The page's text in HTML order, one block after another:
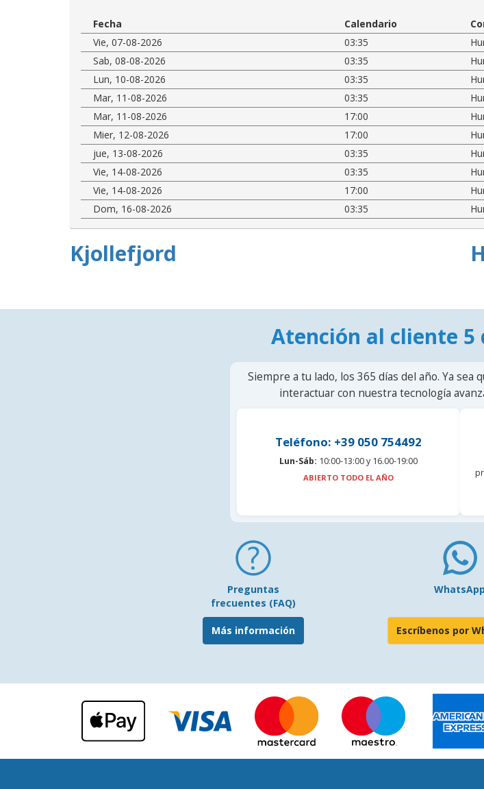
Fecha Calendario
Vie, 07-08-2026
03:35
Sab, 08-08-2026
03:35
Lun, 10-08-2026
03:35
Mar, 11-08-2026
03:35
Mar, 11-08-2026
17:00
Mier, 12-08-2026
17:00
jue, 13-08-2026
03:35
Vie, 14-08-2026
03:35
Vie, 14-08-2026
17:00
Dom, 16-08-2026
03:35
Kjollefjord
Atención al cliente 5
Siempre a tu lado, los 365 días del año. Ya
interactuar con nuestra tecnología
Teléfono: +39 050 754492
Lun-Sáb: 10:00-13:00 y 16.00-19:00
ABIERTO TODO EL AÑO
Preguntas
frecuentes (FAQ)
Más información
WhatsApp
Escríbenos por